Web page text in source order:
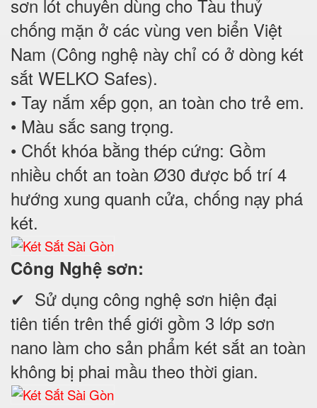
sơn lót chuyên dùng cho Tàu thuỷ
chống mặn ở các vùng ven biển Việt
Nam (Công nghệ này chỉ có ở dòng két
sắt WELKO Safes).
• Tay nắm xếp gọn, an toàn cho trẻ em.
• Màu sắc sang trọng.
• Chốt khóa bằng thép cứng: Gồm
nhiều chốt an toàn Ø30 được bố trí 4
hướng xung quanh cửa, chống nạy phá
két.
Công Nghệ sơn:
✔ Sử dụng công nghệ sơn hiện đại
tiên tiến trên thế giới gồm 3 lớp sơn
nano làm cho sản phẩm két sắt an toàn
không bị phai mầu theo thời gian.